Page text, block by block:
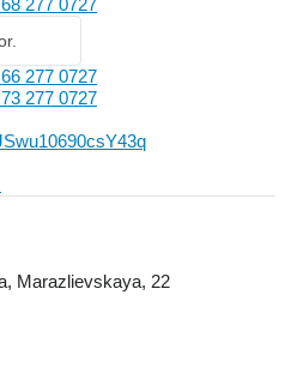
277 0727
277 0727
277 0727
Marazlievskaya, 22